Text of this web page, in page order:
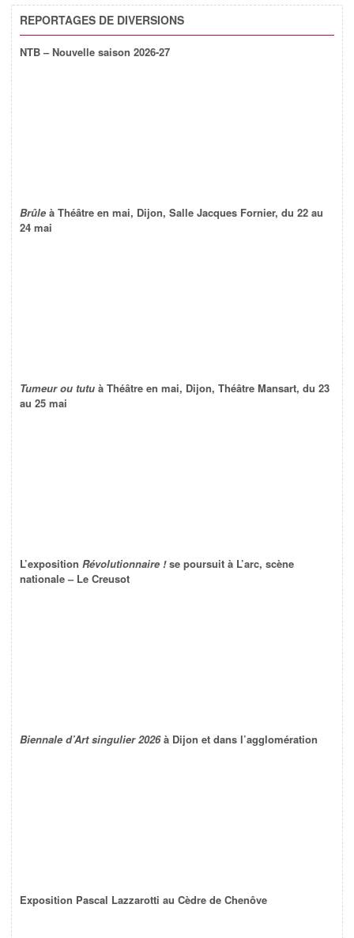
REPORTAGES DE DIVERSIONS
NTB – Nouvelle saison 2026-27
Brûle à Théâtre en mai, Dijon, Salle Jacques Fornier, du 22 au
24 mai
Tumeur ou tutu à Théâtre en mai, Dijon, Théâtre Mansart, du 23
au 25 mai
L’exposition Révolutionnaire !se poursuit à L’arc, scène
nationale – Le Creusot
Biennale d’Art singulier 2026à Dijon et dans l’agglomération
Exposition Pascal Lazzarotti au Cèdre de Chenôve